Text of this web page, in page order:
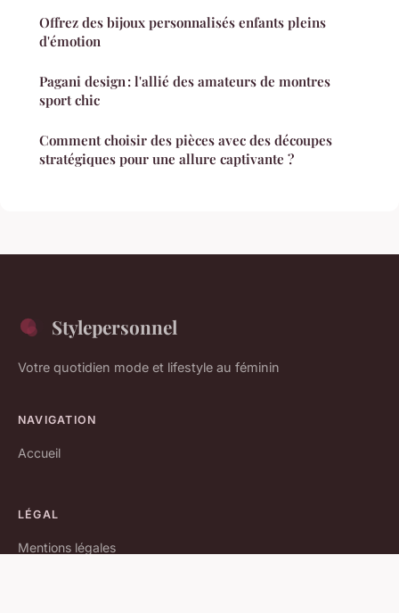
Offrez des bijoux personnalisés enfants pleins
d'émotion
Pagani design : l'allié des amateurs de montres
sport chic
Comment choisir des pièces avec des découpes
stratégiques pour une allure captivante ?
Stylepersonnel
Votre quotidien mode et lifestyle au féminin
NAVIGATION
Accueil
LÉGAL
Mentions légales